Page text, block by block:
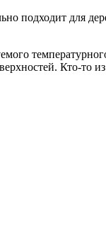
подходит для
Кто-то